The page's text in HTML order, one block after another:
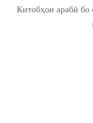
Китобҳои арабӣ